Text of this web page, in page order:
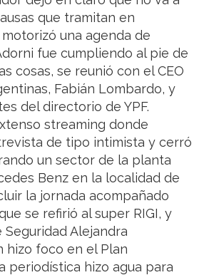
que tramitan en
una agenda de
fue cumpliendo al pie de
cosas, se reunió con el CEO
Fabián Lombardo, y
del directorio de YPF.
streaming donde
de tipo intimista y cerró
un sector de la planta
Benz en la localidad de
la jornada acompañado
se refirió al super RIGI, y
Alejandra
hizo foco en el Plan
periodística hizo agua para